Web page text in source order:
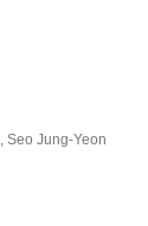
,Seo Jung-Yeon